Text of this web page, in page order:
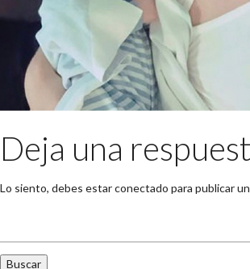
Deja una
Lo siento, debes estarconectado para publicar